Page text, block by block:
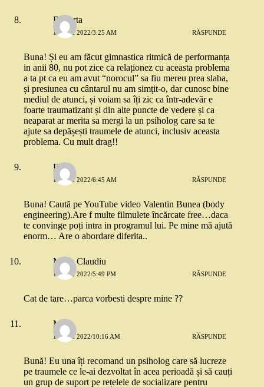
Roberta
13 MAI 2022/3:25 AM RĂSPUNDE
Buna! Și eu am făcut gimnastica ritmică de performanța
in anii 80, nu pot zice ca relaționez cu aceasta problema
a ta pt ca eu am avut “norocul” sa fiu mereu prea slaba,
și presiunea cu cântarul nu am simțit-o, dar cunosc bine
mediul de atunci, și voiam sa îți zic ca într-adevăr e
foarte traumatizant și din alte puncte de vedere și ca
neaparat ar merita sa mergi la un psiholog care sa te
ajute sa depășești traumele de atunci, inclusiv aceasta
problema. Cu mult drag!!
Eli
13 MAI 2022/6:45 AM RĂSPUNDE
Buna! Caută pe YouTube video Valentin Bunea (body
engineering).Are f multe filmulete încărcate free…daca
te convinge poți intra in programul lui. Pe mine mă ajută
enorm… Are o abordare diferita..
Mitea Claudiu
13 MAI 2022/5:49 PM RĂSPUNDE
Cat de tare…parca vorbesti despre mine ??
M
14 MAI 2022/10:16 AM RĂSPUNDE
Bună! Eu una îți recomand un psiholog care să lucreze
pe traumele ce le-ai dezvoltat în acea perioadă și să cauți
un grup de suport pe rețelele de socializare pentru